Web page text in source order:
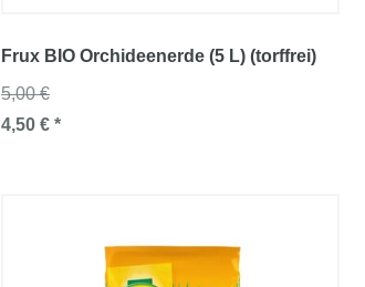
Frux BIO Orchideenerde (5 L) (torffrei)
5,00 €
4,50 € *